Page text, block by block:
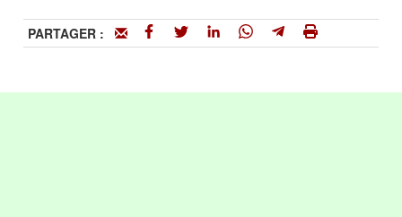
PARTAGER :